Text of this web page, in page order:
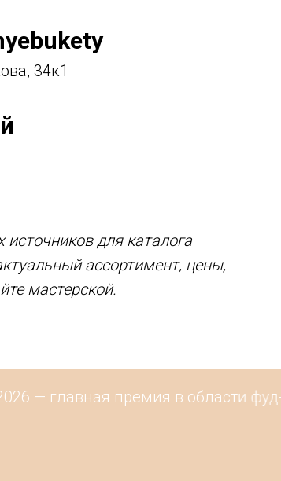
34к1
для каталога
ассортимент, цены,
мастерской.
— главная премия в области